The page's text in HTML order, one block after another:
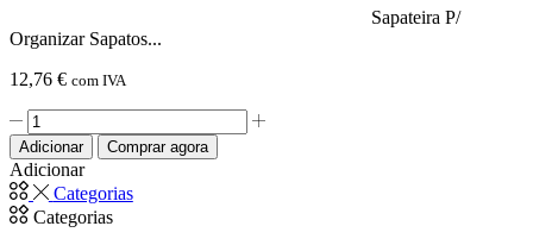
Sapateira P/
Organizar Sapatos...
12,76 € com IVA
Quantidade
de
Sapateira
P/
Organizar
Sapatos
Adicionar Comprar agora
Adicionar
Categorias
Categorias